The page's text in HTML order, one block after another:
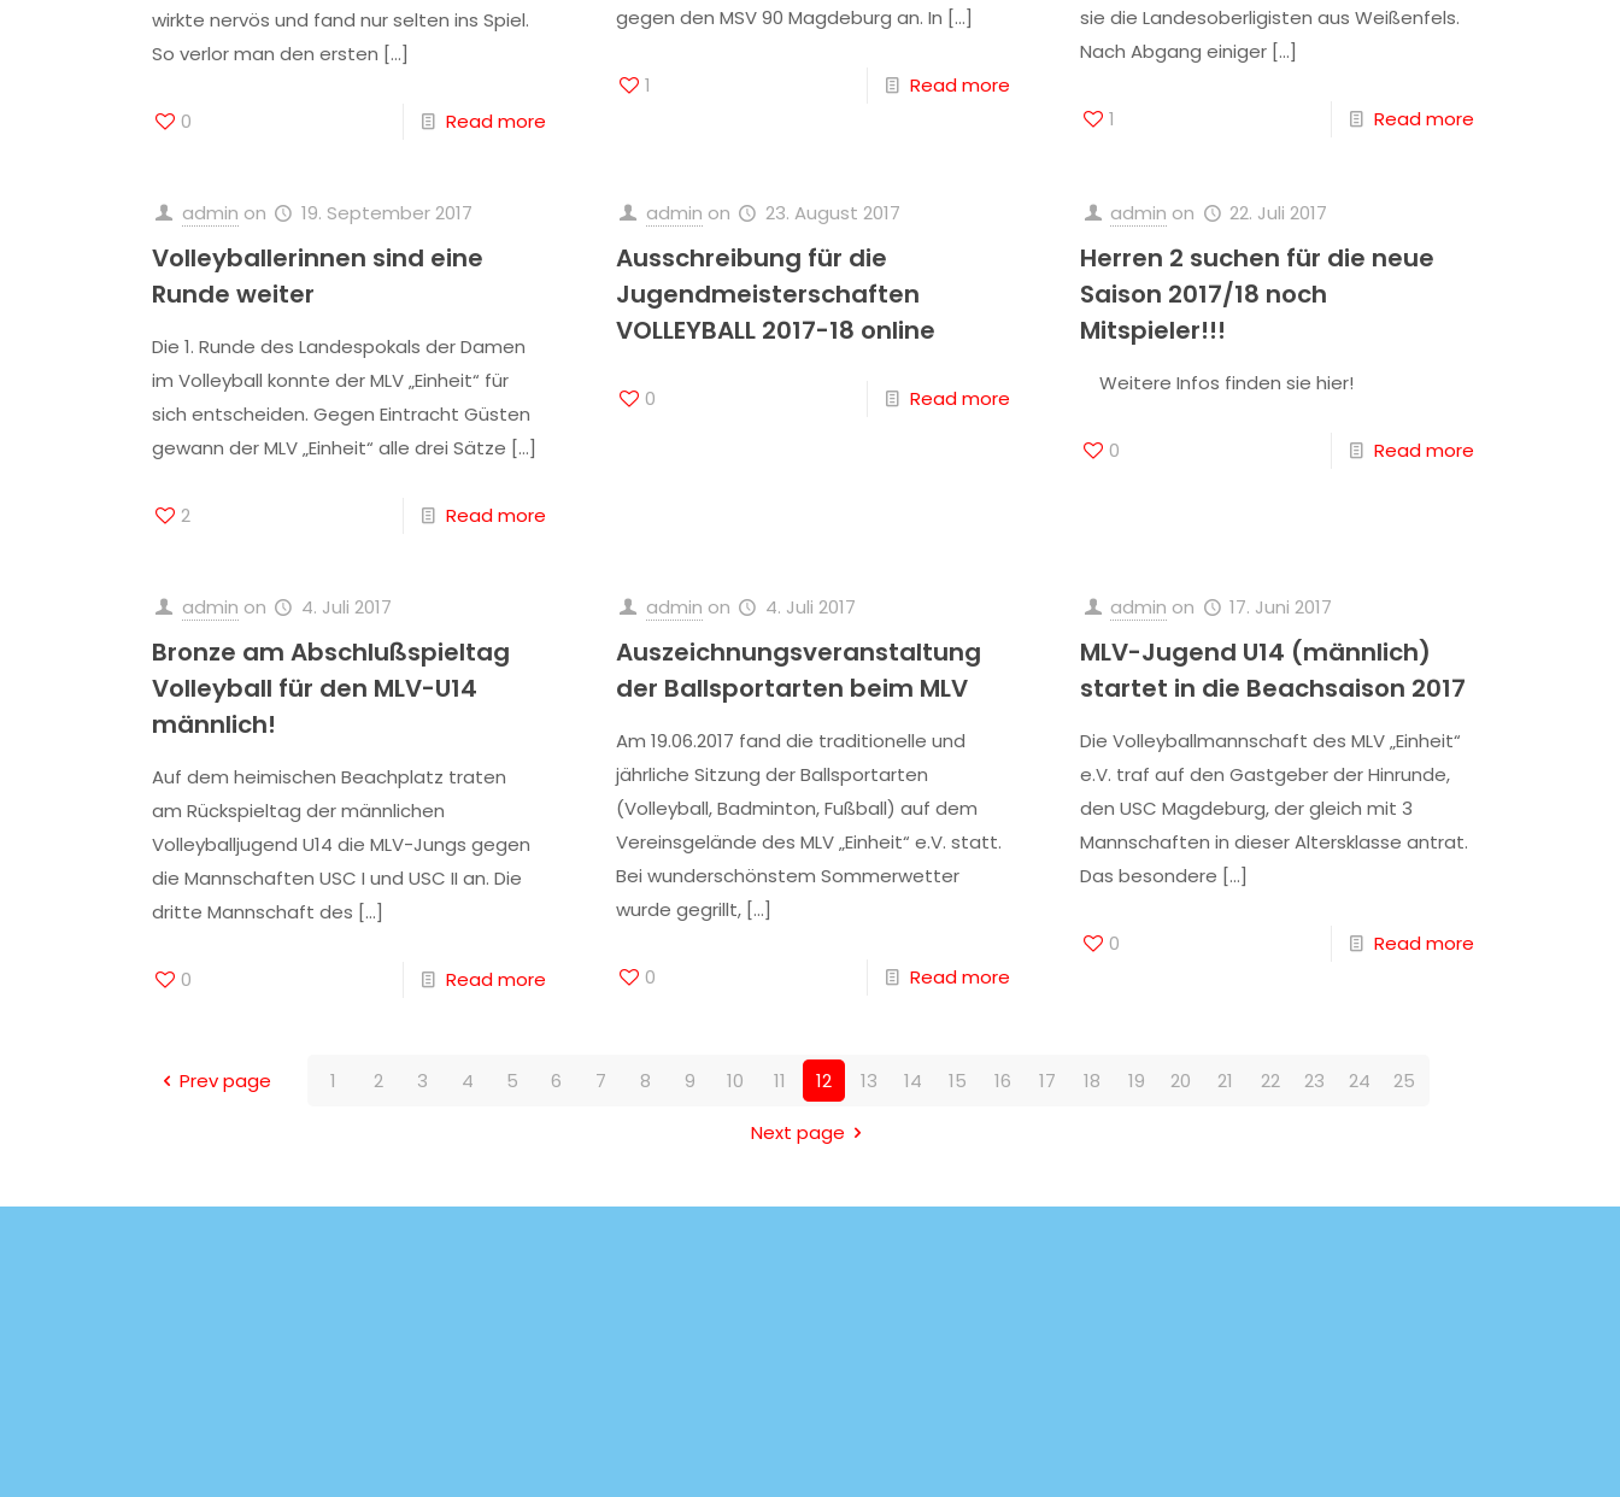
wirkte nervös und fand nur selten ins Spiel.
So verlor man den ersten […]
0 Read more
gegen den MSV 90 Magdeburg an. In […]
1 Read more
sie die Landesoberligisten aus Weißenfels.
Nach Abgang einiger […]
1 Read more
admin on 19. September 2017
Volleyballerinnen sind eine
Runde weiter
Die 1. Runde des Landespokals der Damen
im Volleyball konnte der MLV „Einheit“ für
sich entscheiden. Gegen Eintracht Güsten
gewann der MLV „Einheit“ alle drei Sätze […]
2 Read more
admin on 23. August 2017
Ausschreibung für die
Jugendmeisterschaften
VOLLEYBALL 2017-18 online
0 Read more
admin on 22. Juli 2017
Herren 2 suchen für die neue
Saison 2017/18 noch
Mitspieler!!!
Weitere Infos finden sie hier!
0 Read more
admin on 4. Juli 2017
Bronze am Abschlußspieltag
Volleyball für den MLV-U14
männlich!
Auf dem heimischen Beachplatz traten
am Rückspieltag der männlichen
Volleyballjugend U14 die MLV-Jungs gegen
die Mannschaften USC I und USC II an. Die
dritte Mannschaft des […]
0 Read more
admin on 4. Juli 2017
Auszeichnungsveranstaltung
der Ballsportarten beim MLV
Am 19.06.2017 fand die traditionelle und
jährliche Sitzung der Ballsportarten
(Volleyball, Badminton, Fußball) auf dem
Vereinsgelände des MLV „Einheit“ e.V. statt.
Bei wunderschönstem Sommerwetter
wurde gegrillt,[…]
0 Read more
admin on 17. Juni 2017
MLV-Jugend U14 (männlich)
startet in die Beachsaison 2017
Die Volleyballmannschaft des MLV „Einheit“
e.V. traf auf den Gastgeber der Hinrunde,
den USC Magdeburg, der gleich mit 3
Mannschaften in dieser Altersklasse antrat.
Das besondere […]
0 Read more
Prev page 1 2 3 4 5 6 7 8 9 10 11 12 13 14 15 16 17 18 19 20 21 22 23 24 25
Next page